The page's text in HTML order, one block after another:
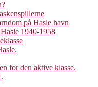
på Hasle havn
1940-1958
for den aktive klasse.